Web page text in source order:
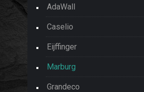
AdaWall
Caselio
Eijffinger
Marburg
Grandeco